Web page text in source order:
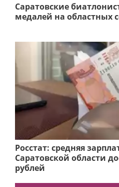
Саратовские
медалей на областных
Росстат: средняя
Саратовской области
рублей